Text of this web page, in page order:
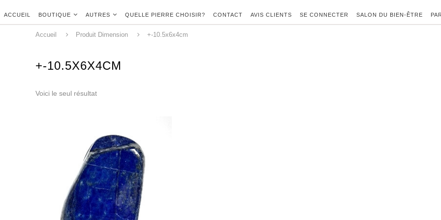
ACCUEIL BOUTIQUE AUTRES QUELLE PIERRE CHOISIR? CONTACT AVIS CLIENTS SE CONNECTER SALON DU BIEN-ÊTRE
Accueil Produit Dimension +-10.5x6x4cm
+-10.5X6X4CM
Voici le seul résultat